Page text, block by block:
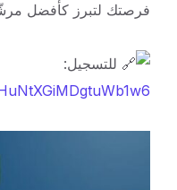
فرصتك لتبرز كأفضل
للتسجيل: